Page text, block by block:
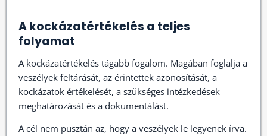
A kockázatértékelés a teljes
folyamat
A kockázatértékelés tágabb fogalom. Magában foglalja a
veszélyek feltárását, az érintettek azonosítását, a
kockázatok értékelését, a szükséges intézkedések
meghatározását és a dokumentálást.
A cél nem pusztán az, hogy a veszélyek le legyenek írva.